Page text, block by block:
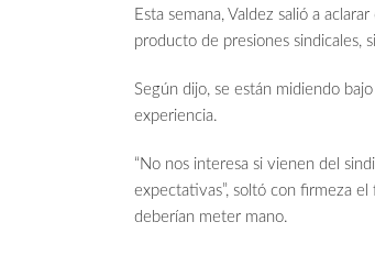
Esta semana, Valdez salió a
producto de presiones sindicales,
Según dijo, se están midiendo
experiencia.
“No nos interesa si vienen del
expectativas”, soltó con firmeza
deberían meter mano.